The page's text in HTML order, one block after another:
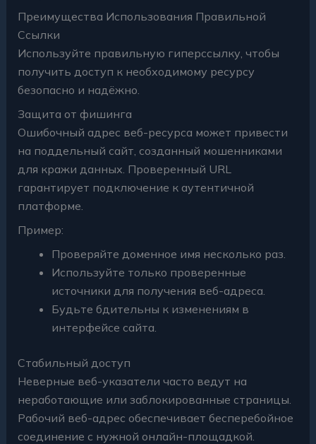
Преимущества Использования Правильной
Ссылки
Используйте правильную гиперссылку, чтобы
получить доступ к необходимому ресурсу
безопасно и надёжно.
Защита от фишинга
Ошибочный адрес веб-ресурса может привести
на поддельный сайт, созданный мошенниками
для кражи данных. Проверенный URL
гарантирует подключение к аутентичной
платформе.
Пример:
Проверяйте доменное имя несколько раз.
Используйте только проверенные
источники для получения веб-адреса.
Будьте бдительны к изменениям в
интерфейсе сайта.
Стабильный доступ
Неверные веб-указатели часто ведут на
неработающие или заблокированные страницы.
Рабочий веб-адрес обеспечивает бесперебойное
соединение с нужной онлайн-площадкой.